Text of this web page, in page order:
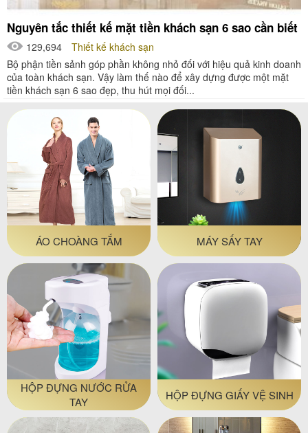
Nguyên tắc thiết kế mặt tiền khách sạn 6 sao cần biết
129,694
Thiết kế khách sạn
Bộ phận tiền sảnh góp phần không nhỏ đối với hiệu quả kinh doanh
của toàn khách sạn. Vậy làm thế nào để xây dựng được một mặt
tiền khách sạn 6 sao đẹp, thu hút mọi đối...
ÁO CHOÀNG TẮM MÁY SẤY TAY
HỘP ĐỰNG NƯỚC RỬA
TAY
HỘP ĐỰNG GIẤY VỆ SINH